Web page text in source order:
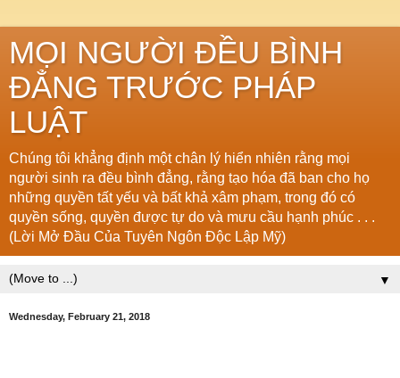
MỌI NGƯỜI ĐỀU BÌNH
ĐẲNG TRƯỚC PHÁP
LUẬT
Chúng tôi khẳng định một chân lý hiển nhiên rằng mọi
người sinh ra đều bình đẳng, rằng tạo hóa đã ban cho họ
những quyền tất yếu và bất khả xâm phạm, trong đó có
quyền sống, quyền được tự do và mưu cầu hạnh phúc . . .
(Lời Mở Đầu Của Tuyên Ngôn Độc Lập Mỹ)
▼
Wednesday, February 21, 2018